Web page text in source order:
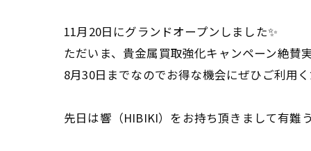
11月20日にグランドオープンしました✨
ただいま、貴金属買取強化キャンペーン絶賛
8月30日までなのでお得な機会にぜひご利用
先日は響（HIBIKI）をお持ち頂きまして有難